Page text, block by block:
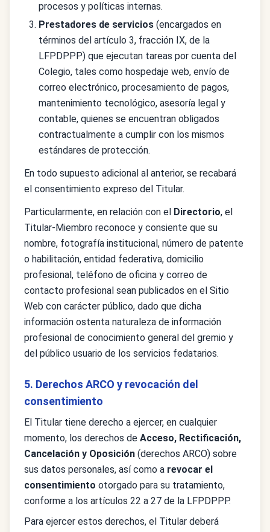
procesos y políticas internas.
Prestadores de servicios (encargados en
términos del artículo 3, fracción IX, de la
LFPDPPP) que ejecutan tareas por cuenta del
Colegio, tales como hospedaje web, envío de
correo electrónico, procesamiento de pagos,
mantenimiento tecnológico, asesoría legal y
contable, quienes se encuentran obligados
contractualmente a cumplir con los mismos
estándares de protección.
En todo supuesto adicional al anterior, se recabará
el consentimiento expreso del Titular.
Particularmente, en relación con el Directorio, el
Titular-Miembro reconoce y consiente que su
nombre, fotografía institucional, número de patente
o habilitación, entidad federativa, domicilio
profesional, teléfono de oficina y correo de
contacto profesional sean publicados en el Sitio
Web con carácter público, dado que dicha
información ostenta naturaleza de información
profesional de conocimiento general del gremio y
del público usuario de los servicios fedatarios.
5. Derechos ARCO y revocación del
consentimiento
El Titular tiene derecho a ejercer, en cualquier
momento, los derechos de Acceso, Rectificación,
Cancelación y Oposición (derechos ARCO) sobre
sus datos personales, así como a revocar el
consentimiento otorgado para su tratamiento,
conforme a los artículos 22 a 27 de la LFPDPPP.
Para ejercer estos derechos, el Titular deberá